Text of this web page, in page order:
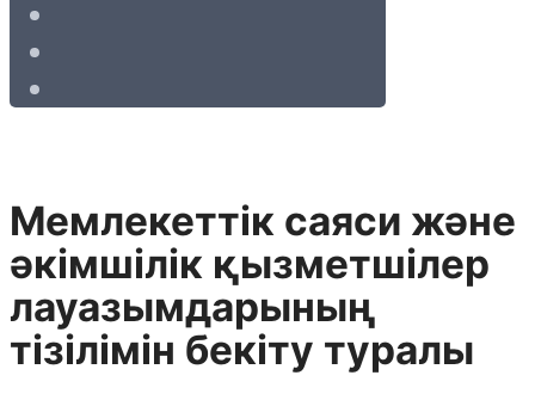
Мемлекеттік саяси және
әкімшілік қызметшілер
лауазымдарының
тізілімін бекіту туралы